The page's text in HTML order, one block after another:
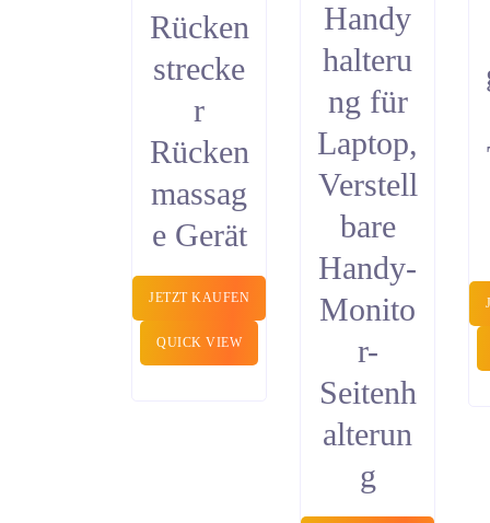
Rücken
strecke
r
Rücken
massag
e Gerät
JETZT KAUFEN
QUICK VIEW
Handy
halteru
ng für
Laptop,
Verstell
bare
Handy-
Monito
r-
Seitenh
alterun
g